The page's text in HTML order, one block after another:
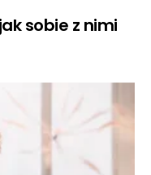
sobie z nimi